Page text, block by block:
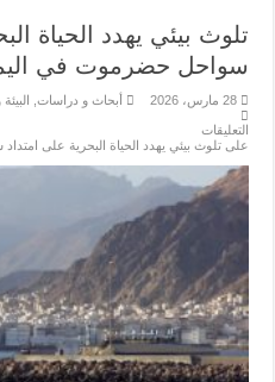
تلوث بيئي يهدد الحياة
سواحل حضرموت في
28 مارس، 2026 أبحاث و دراسات
التعليقات
على تلوث بيئي يهدد الحياة البحرية على